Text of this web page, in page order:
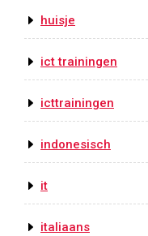
huisje
ict trainingen
icttrainingen
indonesisch
it
italiaans